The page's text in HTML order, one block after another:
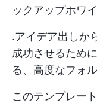
ックアップホワ
.アイデア出しか
成功させるため
る、高度なフォ
このテンプレー